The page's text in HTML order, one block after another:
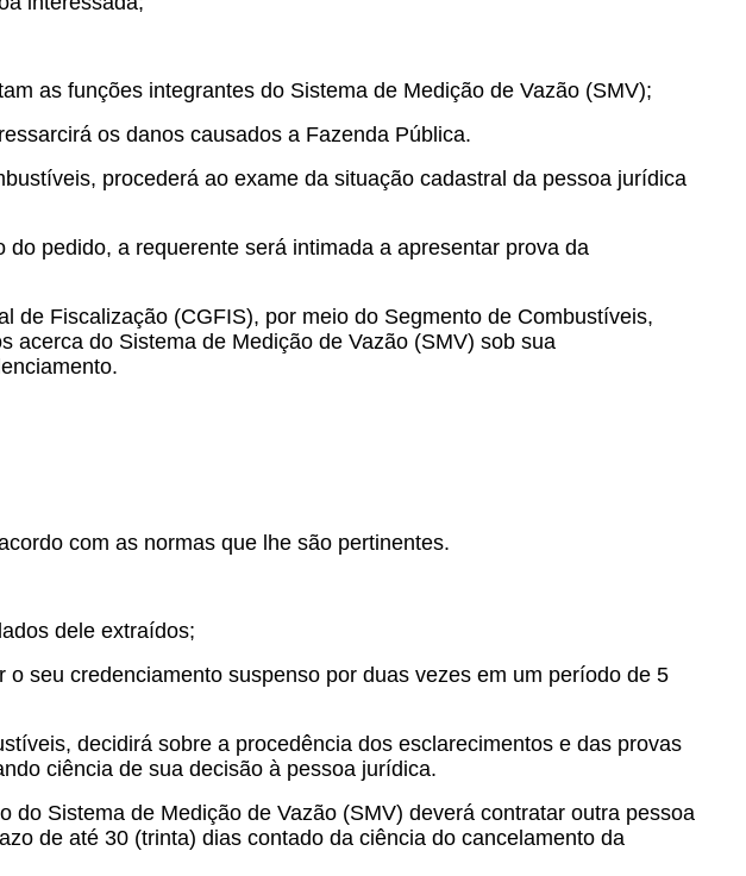
as funções integrantes do Sistema de Medição de Vazão (SMV);
os danos causados a Fazenda Pública.
procederá ao exame da situação cadastral da pessoa jurídica
pedido, a requerente será intimada a apresentar prova da
de Fiscalização (CGFIS), por meio do Segmento de Combustíveis,
acerca do Sistema de Medição de Vazão (SMV) sob sua
com as normas que lhe são pertinentes.
dele extraídos;
seu credenciamento suspenso por duas vezes em um período de 5
decidirá sobre a procedência dos esclarecimentos e das provas
ciência de sua decisão à pessoa jurídica.
Sistema de Medição de Vazão (SMV) deverá contratar outra pessoa
de até 30 (trinta) dias contado da ciência do cancelamento da